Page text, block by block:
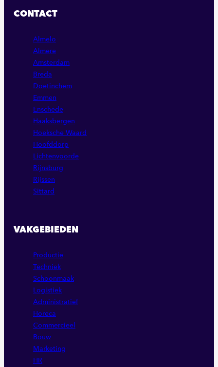
CONTACT
Almelo
Almere
Amsterdam
Breda
Doetinchem
Emmen
Enschede
Haaksbergen
Hoeksche Waard
Hoofddorp
Lichtenvoorde
Rijnsburg
Rijssen
Sittard
VAKGEBIEDEN
Productie
Techniek
Schoonmaak
Logistiek
Administratief
Horeca
Commercieel
Bouw
Marketing
HR